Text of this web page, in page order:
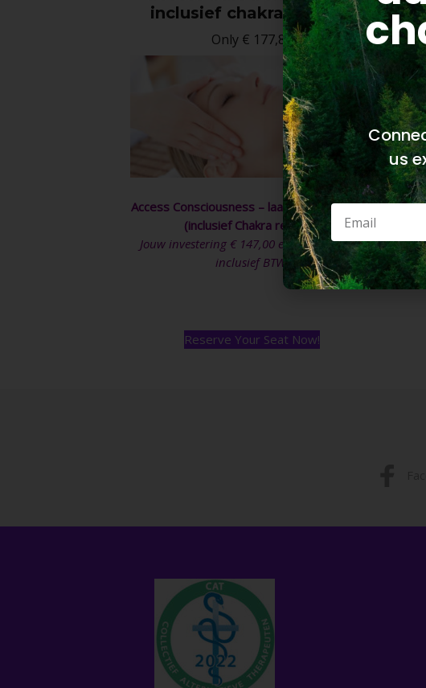
inclusief chakra reading
Only € 177,87
Access Consciousness – laat je bars runnen.
(inclusief Chakra reading)
Jouw investering € 147,00 ex BTW (€177,87
inclusief BTW)
Reserve Your Seat Now!
us